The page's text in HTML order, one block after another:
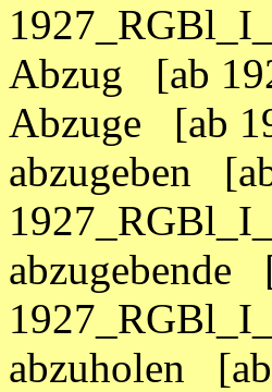
Abzug [ab
Abzuge [ab
abzugeben
abzugebende
abzuholen